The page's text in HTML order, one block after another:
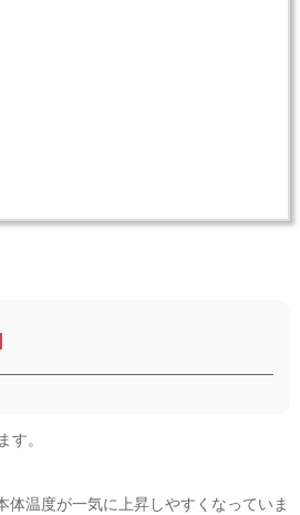
。
体温度が一気に上昇しやすくなっていま